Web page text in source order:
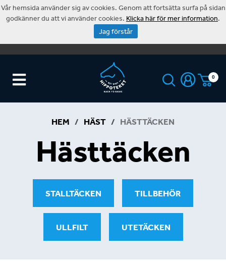
0
HEM / HÄST / HÄSTTÄCKEN
Hästtäcken
STALLTÄCKEN TILLBEHÖR
ULLFILT UTETÄCKEN
Vår hemsida använder sig av cookies. Genom att fortsätta surfa på sidan
godkänner du att vi använder cookies. Klicka här för mer information.
Jag förstår